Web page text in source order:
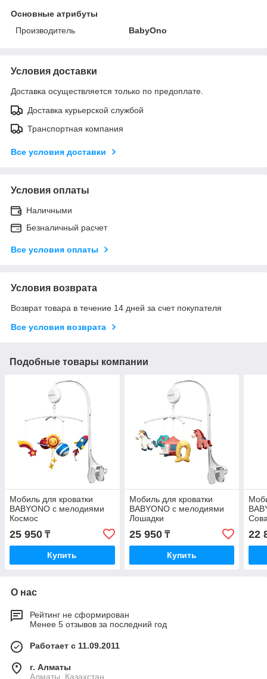
Основные атрибуты
Производитель
BabyOno
Условия доставки
Доставка осуществляется только по предоплате.
Доставка курьерской службой
Транспортная компания
Все условия доставки
Условия оплаты
Наличными
Безналичный расчет
Все условия оплаты
Условия возврата
Возврат товара в течение 14 дней за счет покупателя
Все условия возврата
Подобные товары компании
Мобиль для кроватки
BABYONO с мелодиями
Космос
25 950 ₸
Купить
Мобиль для кроватки
BABYONO с мелодиями
Лошадки
25 950₸
Купить
22
О нас
Рейтинг не сформирован
Менее 5 отзывов за последний год
Работает с 11.09.2011
г. Алматы
Алматы, Казахстан